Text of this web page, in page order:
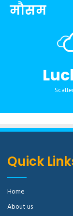
मौसम
Quick
Home
About us